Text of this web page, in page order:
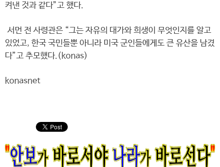
켜낸 것과 같다”고 했다.
서먼 전 사령관은 “그는 자유의 대가와 희생이 무엇인지를 알고
있었고, 한국 국민들뿐 아니라 미국 군인들에게도 큰 유산을 남겼
다”고 추모했다.(konas)
konasnet